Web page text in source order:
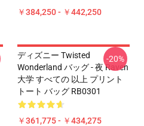
￥384,250 - ￥442,250
ディズニー Twisted
Wonderland バッグ - 夜 Raven
大学 すべての 以上 プリント
トート バッグ RB0301
￥361,775 - ￥434,275
-20%